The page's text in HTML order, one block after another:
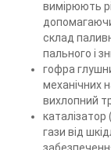
вимірюють
склад
пального і
гофра
механічних
вихлопний
каталізатор
гази від